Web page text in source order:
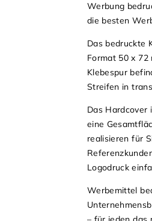
Werbung
die besten
Das bedruckte
Format 50 x
Klebespur
Streifen in
Das Hardcover
eine
realisieren für
Logodruck
Werbemittel